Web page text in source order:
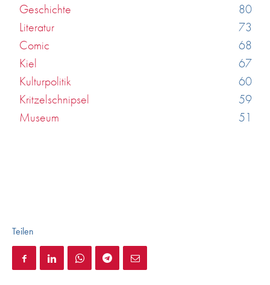
Geschichte
80
Literatur
73
Comic
68
Kiel
67
Kulturpolitik
60
Kritzelschnipsel
59
Museum
51
Teilen